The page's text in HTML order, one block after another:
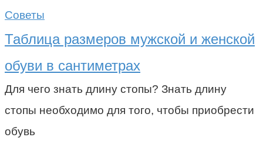
Советы
Таблица размеров мужской и женской
обуви в сантиметрах
Для чего знать длину стопы? Знать длину
стопы необходимо для того, чтобы приобрести
обувь